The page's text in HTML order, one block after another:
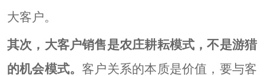
大客户。
其次，大客户销售是农庄耕耘模式，不是游猎
的机会模式。 客户关系的本质是价值，要与客